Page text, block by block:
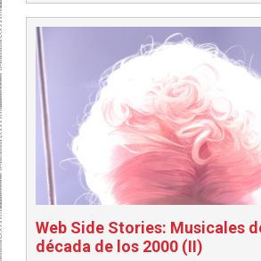
Web Side Stories: Musicales
década de los 2000 (II)